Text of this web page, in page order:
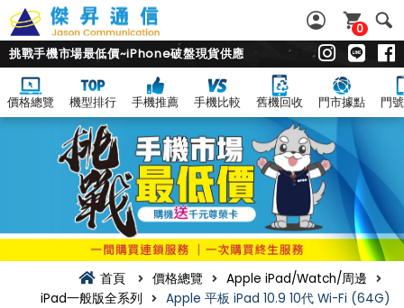
0
挑戰手機市場最低價~iPhone破盤現貨供應
價格總覽 機型排行 手機推薦 手機比較 舊機回收 門市據點 門
首頁 價格總覽
Apple iPad/Watch/周邊
iPad一般版全系列
Apple 平板 iPad 10.9 10代 Wi-Fi (64G)